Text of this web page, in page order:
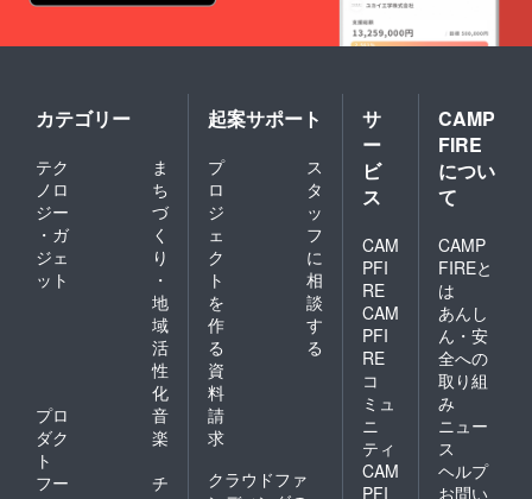
カテゴリー
テク
ノロ
ジー
・ガ
ジェ
ット
ま
ち
づ
く
り
・
地
域
活
性
化
プロ
ダク
ト
音
楽
フー
チ
起案サポート
プ
ロ
ジ
ェ
ク
ト
を
作
る
ス
タ
ッ
フ
に
相
談
す
る
資
料
請
求
クラウドファ
サ
ー
ビ
ス
CAM
PFI
RE
CAM
PFI
RE
コ
ミュ
ニ
ティ
CAM
PFI
CAMP
FIRE
につい
て
CAMP
FIREと
は
あんし
ん・安
全への
取り組
み
ニュー
ス
ヘルプ
お問い